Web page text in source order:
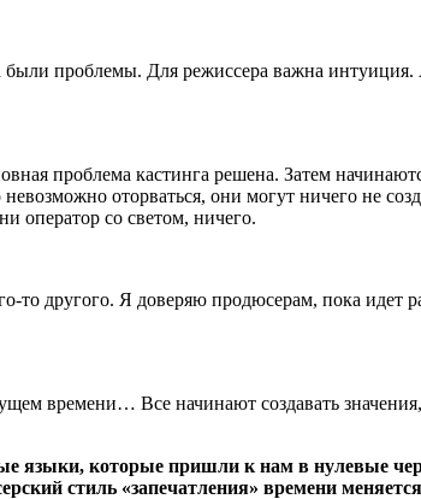
проблемы. Для режиссера важна
проблема кастинга решена. Затем
оторваться, они могут ничего не
оператор со светом, ничего.
другого. Я доверяю продюсерам, пока идет
времени… Все начинают создавать
языки, которые пришли к нам в нулевые
стиль «запечатления» времени